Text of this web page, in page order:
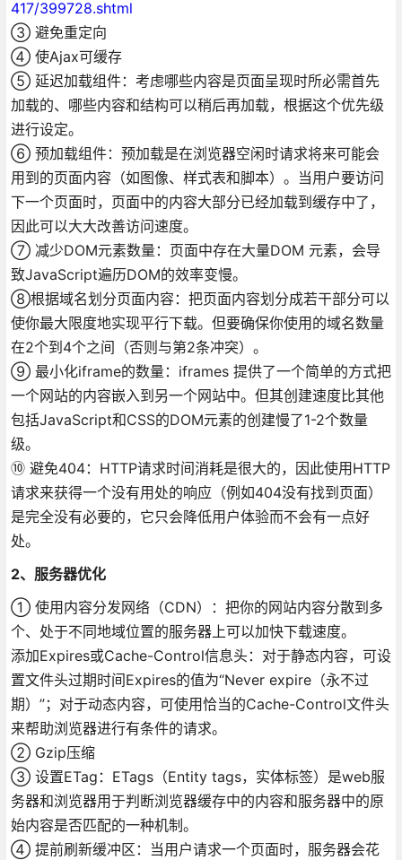
417/399728.shtml
③ 避免重定向
④ 使Ajax可缓存
⑤ 延迟加载组件：考虑哪些内容是页面呈现时所必需首先
加载的、哪些内容和结构可以稍后再加载，根据这个优先级
进行设定。
⑥ 预加载组件：预加载是在浏览器空闲时请求将来可能会
用到的页面内容（如图像、样式表和脚本）。当用户要访问
下一个页面时，页面中的内容大部分已经加载到缓存中了，
因此可以大大改善访问速度。
⑦ 减少DOM元素数量：页面中存在大量DOM 元素，会导
致JavaScript遍历DOM的效率变慢。
⑧根据域名划分页面内容：把页面内容划分成若干部分可以
使你最大限度地实现平行下载。但要确保你使用的域名数量
在2个到4个之间（否则与第2条冲突）。
⑨ 最小化iframe的数量：iframes 提供了一个简单的方式把
一个网站的内容嵌入到另一个网站中。但其创建速度比其他
包括JavaScript和CSS的DOM元素的创建慢了1-2个数量
级。
⑩ 避免404：HTTP请求时间消耗是很大的，因此使用HTTP
请求来获得一个没有用处的响应（例如404没有找到页面）
是完全没有必要的，它只会降低用户体验而不会有一点好
处。
2、服务器优化
① 使用内容分发网络（CDN）：把你的网站内容分散到多
个、处于不同地域位置的服务器上可以加快下载速度。
添加Expires或Cache-Control信息头：对于静态内容，可设
置文件头过期时间Expires的值为“Never expire（永不过
期）”；对于动态内容，可使用恰当的Cache-Control文件头
来帮助浏览器进行有条件的请求。
② Gzip压缩
③ 设置ETag：ETags（Entity tags，实体标签）是web服
务器和浏览器用于判断浏览器缓存中的内容和服务器中的原
始内容是否匹配的一种机制。
④ 提前刷新缓冲区：当用户请求一个页面时，服务器会花